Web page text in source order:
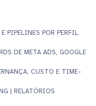
PIPELINES POR PERFIL
DE META ADS, GOOGLE
CUSTO E TIME-
| RELATÓRIOS